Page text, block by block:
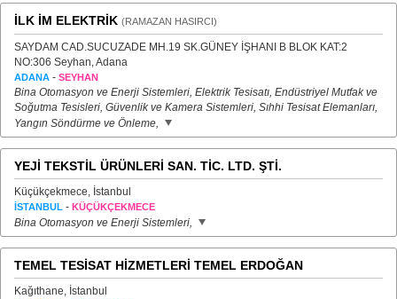
İLK İM ELEKTRİK (RAMAZAN HASIRCI)
SAYDAM CAD.SUCUZADE MH.19 SK.GÜNEY İŞHANI B BLOK KAT:2
NO:306 Seyhan, Adana
ADANA - SEYHAN
Bina Otomasyon ve Enerji Sistemleri, Elektrik Tesisatı, Endüstriyel Mutfak ve
Soğutma Tesisleri, Güvenlik ve Kamera Sistemleri, Sıhhi Tesisat Elemanları,
Yangın Söndürme ve Önleme,
YEJİ TEKSTİL ÜRÜNLERİ SAN. TİC. LTD. ŞTİ.
Küçükçekmece, İstanbul
İSTANBUL - KÜÇÜKÇEKMECE
Bina Otomasyon ve Enerji Sistemleri,
TEMEL TESİSAT HİZMETLERİ TEMEL ERDOĞAN
Kağıthane, İstanbul